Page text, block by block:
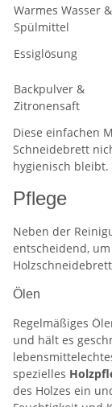
Warmes Wasser &
Spülmittel
Essiglösung
Backpulver &
Zitronensaft
Diese einfachen
Schneidebrett
hygienisch bleibt.
Pflege
Neben der
entscheidend,
Ölen
Regelmäßiges
und hält es
spezielles
des Holzes ein